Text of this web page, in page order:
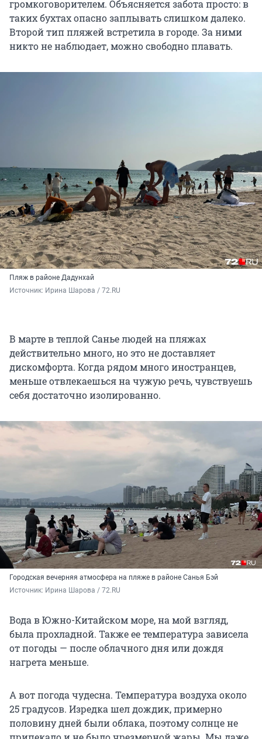
громкоговорителем. Объясняется забота просто: в
таких бухтах опасно заплывать слишком далеко.
Второй тип пляжей встретила в городе. За ними
никто не наблюдает, можно свободно плавать.
Пляж в районе Дадунхай
Источник: Ирина Шарова / 72.RU
В марте в теплой Санье людей на пляжах
действительно много, но это не доставляет
дискомфорта. Когда рядом много иностранцев,
меньше отвлекаешься на чужую речь, чувствуешь
себя достаточно изолированно.
Городская вечерняя атмосфера на пляже в районе Санья Бэй
Источник: Ирина Шарова / 72.RU
Вода в Южно-Китайском море, на мой взгляд,
была прохладной. Также ее температура зависела
от погоды — после облачного дня или дождя
нагрета меньше.
А вот погода чудесна. Температура воздуха около
25 градусов. Изредка шел дождик, примерно
половину дней были облака, поэтому солнце не